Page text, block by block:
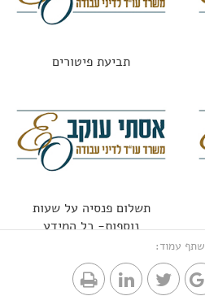
תביעת פיטורים
תשלום פנסיה על שעות
נוספות- כל המידע
שתף עמוד: